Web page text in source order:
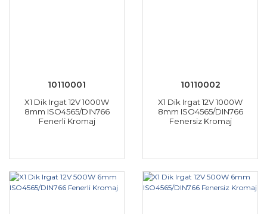
10110001
X1 Dik Irgat 12V 1000W
8mm ISO4565/DIN766
Fenerli Kromaj
10110002
X1 Dik Irgat 12V 1000W
8mm ISO4565/DIN766
Fenersiz Kromaj